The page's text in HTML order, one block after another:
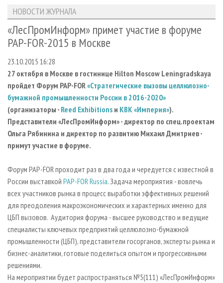
ЛЕСОЗАГОТОВКА
ЛЕСОПИЛЕНИЕ
СУШКА ДРЕВЕСИНЫ
ПРОИЗВОДСТВО ДРЕВЕСНЫХ ПЛИТ
ДЕРЕВЯННОЕ ДОМОСТРОЕНИЕ
ПРОИЗВОДСТВО МЕБЕЛИ
БИОЭНЕРГЕТИКА
ИНСТРУМЕНТ И МАТЕРИАЛЫ
НОВОСТИ ЛПК
НОВОСТИ ЖУРНАЛА
ПРОЕКТЫ ЛПИ
АНАЛИТИКА
ПРЕДПРИЯТИЯ ЛПК
ПЕРСОНЫ
МОБИЛЬНЫЕ ВЫСТАВКИ
ОФИЦИАЛЬНЫЕ ДЕЛЕГАЦИИ
ПРИОРИТЕТНЫЕ ИНВЕСТПРОЕКТЫ
RUSSIAN FORESTRY REVIEW
БИБЛИОТЕКА СПЕЦИАЛИСТА
АРХИВ
АРХИВ ЖУРНАЛОВ
СТАТЬИ
О ЖУРНАЛЕ
ПОДПИСКА
КОНТАКТЫ
РЕКЛАМОДАТЕЛЯМ
РЕКЛАМА
РЕКЛАМА НА САЙТЕ
НОВОСТИ ЖУРНАЛА
«ЛесПромИнформ» примет участие в форуме
PAP-FOR-2015 в Москве
23.10.2015 16:28
27 октября в Москве в гостинице Hilton Moscow Leningradskaya
пройдет Форум PAP-FOR «Стратегические вызовы целлюлозно-
бумажной промышленности России в 2016-2020»
(организаторы - Reed Exhibitions и КВК «Империя»).
Представители «ЛесПромИнформ» - директор по спец.проектам
Ольга Рябинина и директор по развитию Михаил Дмитриев -
примут участие в форуме.
Форум PAP-FOR проходит раз в два года и чередуется с известной в
России выставкой PAP-FOR Russia. Задача мероприятия - вовлечь
всех участников рынка в процесс выработки эффективных решений
для преодоления макроэкономических и характерных именно для
ЦБП вызовов. Аудитория форума - высшее руководство и ведущие
специалисты ключевых предприятий целлюлозно-бумажной
промышленности (ЦБП), представители госорганов, эксперты рынка и
бизнес-аналитики, готовые поделиться опытом и прогрессивными
решениями.
На мероприятии будет распространяться №5(111) «ЛесПромИнформ»